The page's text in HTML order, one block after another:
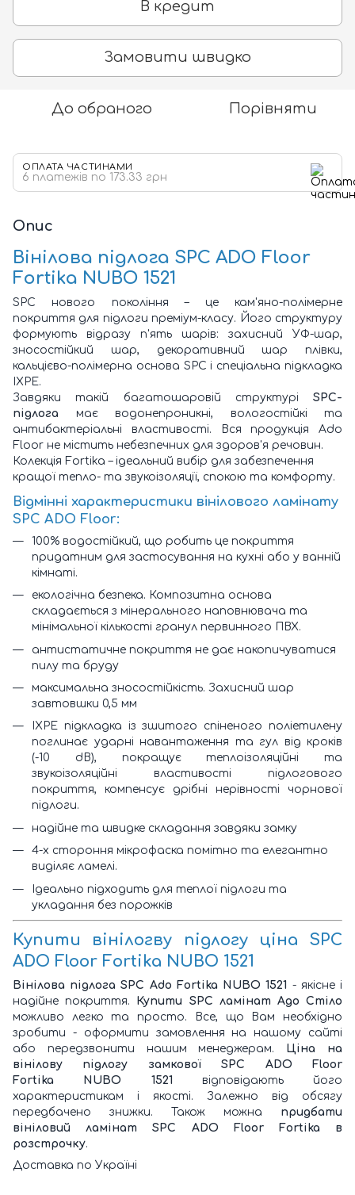
В кредит
Замовити швидко
До обраного Порівняти
ОПЛАТА ЧАСТИНАМИ
6 платежів по 173.33 грн
Опис
Вінілова підлога SPC ADO Floor
Fortika NUBO 1521
SPC нового покоління – це кам'яно-полімерне
покриття для підлоги преміум-класу. Його структуру
формують відразу п'ять шарів: захисний УФ-шар,
зносостійкий шар, декоративний шар плівки,
кальцієво-полімерна основа SPC і спеціальна підкладка
IXPE.
Завдяки такій багатошаровій структурі SPC-
підлога має водонепроникні, вологостійкі та
антибактеріальні властивості. Вся продукція Ado
Floor не містить небезпечних для здоров'я речовин.
Колекція Fortika – ідеальний вибір для забезпечення
кращої тепло- та звукоізоляції, спокою та комфорту.
Відмінні характеристики вінілового ламінату
SPC ADO Floor:
100% водостійкий, що робить це покриття
придатним для застосування на кухні або у ванній
кімнаті.
екологічна безпека. Композитна основа
складається з мінерального наповнювача та
мінімальної кількості гранул первинного ПВХ.
антистатичне покриття не дає накопичуватися
пилу та бруду
максимальна зносостійкість. Захисний шар
завтовшки 0,5 мм
IXPE підкладка із зшитого спіненого поліетилену
поглинає ударні навантаження та гул від кроків
(-10 dB), покращує теплоізоляційні та
звукоізоляційні властивості підлогового
покриття, компенсує дрібні нерівності чорнової
підлоги.
надійне та швидке складання завдяки замку
4-х стороння мікрофаска помітно та елегантно
виділяє ламелі.
Ідеально підходить для теплої підлоги та
укладання без порожків
Купити вінілогву підлогу ціна SPC
ADO Floor Fortika NUBO 1521
Вінілова підлога SPC Ado Fortika NUBO 1521 - якісне і
надійне покриття. Купити SPC ламінат Адо Стіло
можливо легко та просто. Все, що Вам необхідно
зробити - оформити замовлення на нашому сайті
або передзвонити нашим менеджерам. Ціна на
вінілову підлогу замкової SPC ADO Floor
Fortika NUBO 1521 відповідають його
характеристикам і якості. Залежно від обсягу
передбачено знижки. Також можна придбати
вініловий ламінат SPC ADO Floor Fortika в
розстрочку.
Доставка по Україні